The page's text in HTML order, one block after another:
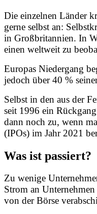
Die einzelnen Länder
gerne selbst an:
in Großbritannien. In
einen weltweit zu
Europas Niedergang
jedoch über 40 %
Selbst in den aus der
seit 1996 ein
dann noch zu, wenn
(IPOs) im Jahr 2021
Was ist passiert?
Zu wenige
Strom an
von der Börse